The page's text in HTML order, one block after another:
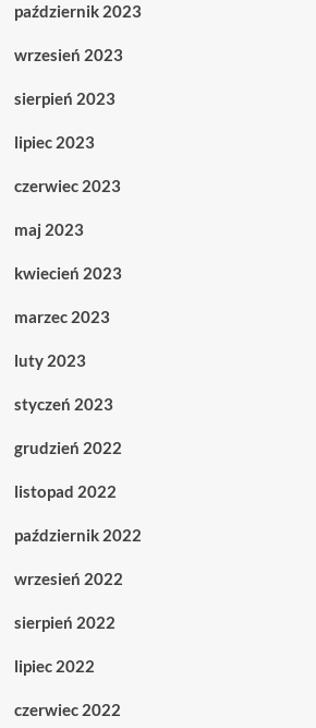
październik 2023
wrzesień 2023
sierpień 2023
lipiec 2023
czerwiec 2023
maj 2023
kwiecień 2023
marzec 2023
luty 2023
styczeń 2023
grudzień 2022
listopad 2022
październik 2022
wrzesień 2022
sierpień 2022
lipiec 2022
czerwiec 2022